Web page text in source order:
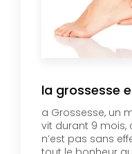
la grossesse
a Grossesse, un
vit durant 9 mois,
n’est pas sans